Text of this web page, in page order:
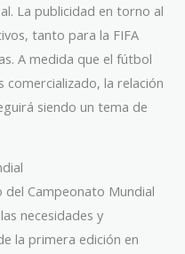
La publicidad en torno al
tanto para la FIFA
A medida que el fútbol
comercializado, la relación
siendo un tema de
Campeonato Mundial
necesidades y
la primera edición en